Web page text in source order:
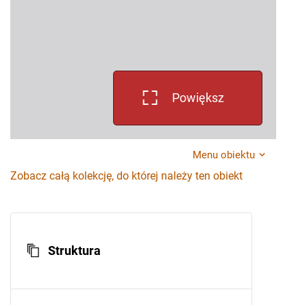
Powiększ
Menu obiektu
Zobacz całą kolekcję, do której należy ten obiekt
Struktura